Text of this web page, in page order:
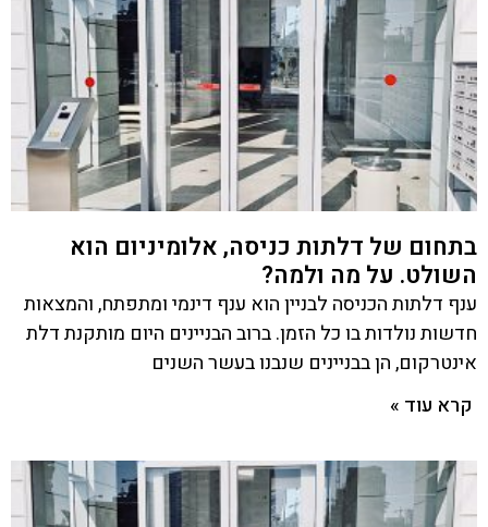
בתחום של דלתות כניסה, אלומיניום הוא
השולט. על מה ולמה?
ענף דלתות הכניסה לבניין הוא ענף דינמי ומתפתח, והמצאות
חדשות נולדות בו כל הזמן. ברוב הבניינים היום מותקנת דלת
אינטרקום, הן בבניינים שנבנו בעשר השנים
קרא עוד »